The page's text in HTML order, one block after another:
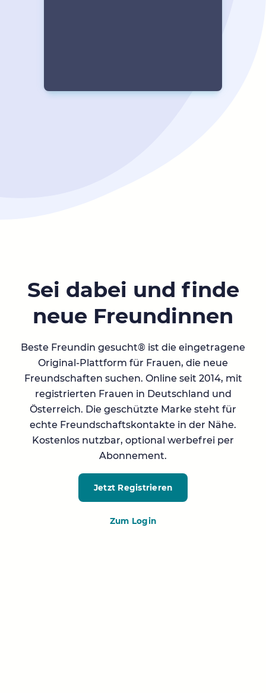
Sei dabei und finde
neue Freundinnen
Beste Freundin gesucht® ist die eingetragene
Original-Plattform für Frauen, die neue
Freundschaften suchen. Online seit 2014, mit
registrierten Frauen in Deutschland und
Österreich. Die geschützte Marke steht für
echte Freundschaftskontakte in der Nähe.
Kostenlos nutzbar, optional werbefrei per
Abonnement.
Jetzt Registrieren
Zum Login